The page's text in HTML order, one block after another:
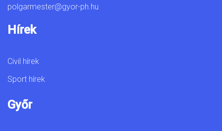
polgarmester@gyor-ph.hu
Hírek
Civil hírek
Sport hírek
Győr